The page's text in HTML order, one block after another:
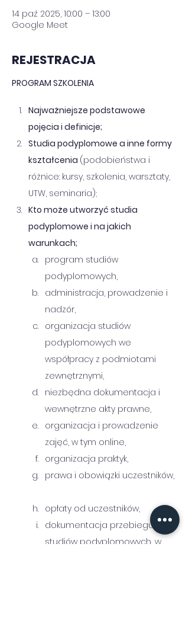
14 paź 2025, 10:00 – 13:00
Google Meet
REJESTRACJA
PROGRAM SZKOLENIA
Najważniejsze podstawowe
pojęcia i definicje;
Studia podyplomowe a inne formy
kształcenia (podobieństwa i
różnice: kursy, szkolenia, warsztaty,
UTW, seminaria);
Kto może utworzyć studia
podyplomowe i na jakich
warunkach;
program studiów
podyplomowych,
administracja, prowadzenie i
nadzór,
organizacja studiów
podyplomowych we
współpracy z podmiotami
zewnętrznymi,
niezbędna dokumentacja i
wewnętrzne akty prawne,
organizacja i prowadzenie
zajęć, w tym online,
organizacja praktyk,
prawa i obowiązki uczestników,
opłaty od uczestników,
dokumentacja przebiegu
studiów podyplomowych, w